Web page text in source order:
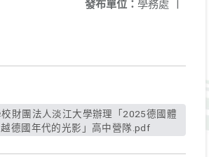
發布單位： 學務處 |
德國年代的光影」高中營隊.pdf